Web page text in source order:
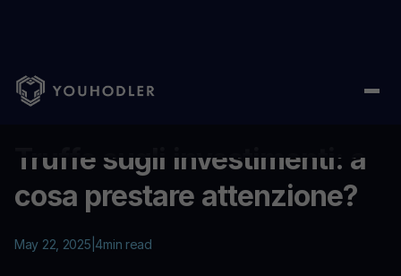
Home Education/Truffe sugli investimenti: a cosa prestare
Truffe sugli investimenti: a
cosa prestare attenzione?
May 22, 2025 4min read